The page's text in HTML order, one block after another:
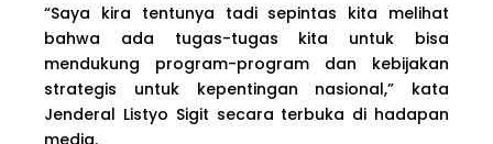
“Saya kira tentunya tadi sepintas kita melihat
bahwa ada tugas-tugas kita untuk bisa
mendukung program-program dan kebijakan
strategis untuk kepentingan nasional,” kata
Jenderal Listyo Sigit secara terbuka di hadapan
media.